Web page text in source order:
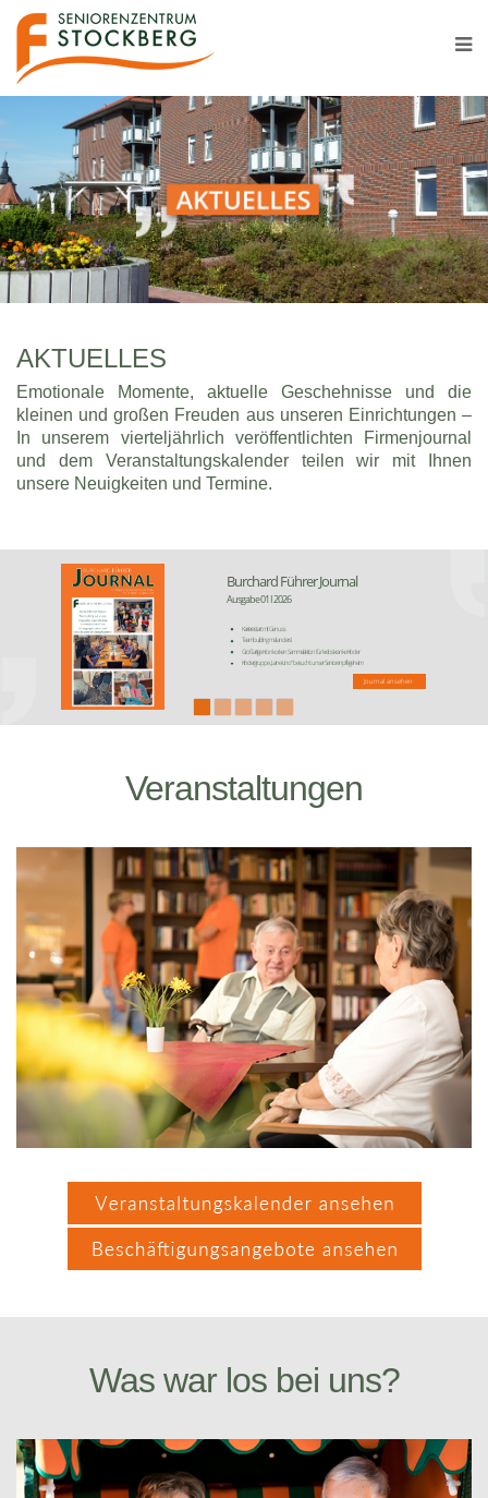
AKTUELLES
Emotionale Momente, aktuelle Geschehnisse und die
kleinen und großen Freuden aus unseren Einrichtungen –
In unserem vierteljährlich veröffentlichten Firmenjournal
und dem Veranstaltungskalender teilen wir mit Ihnen
unsere Neuigkeiten und Termine.
Karrierestart mit Genuss
Teambuilding mal anders!
Großartige Kronkorken Sammelaktion für krebskranke Kinder
Kindergruppe „Leine-Lino“ besucht unser Seniorenpflegeheim
Burchard Führer Journal
Ausgabe 01 I 2026
Journal ansehen
Veranstaltungen
Was war los bei uns?